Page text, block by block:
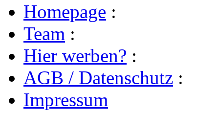
Homepage :
Team :
Hier werben? :
AGB / Datenschutz :
Impressum